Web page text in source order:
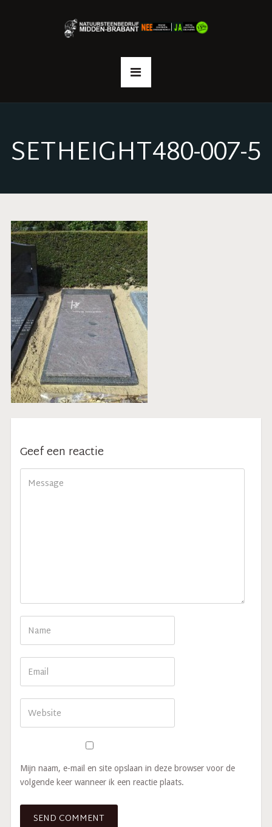
SETHEIGHT480-007-5
Geef een reactie
Mijn naam, e-mail en site opslaan in deze browser voor de
volgende keer wanneer ik een reactie plaats.